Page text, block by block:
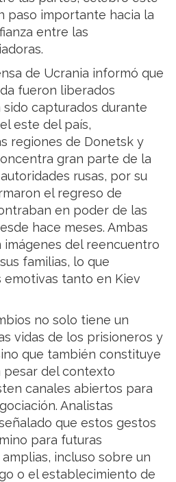
paso importante hacia la
entre las
de Ucrania informó que
fueron liberados
capturados durante
este del país,
regiones de Donetsk y
gran parte de la
rusas, por su
el regreso de
en poder de las
hace meses. Ambas
del reencuentro
familias, lo que
tanto en Kiev
no solo tiene un
vidas de los prisioneros y
que también constituye
pesar del contexto
canales abiertos para
Analistas
que estos gestos
para futuras
incluso sobre un
o el establecimiento de